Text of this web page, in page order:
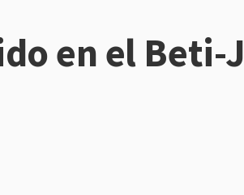
en el Beti-